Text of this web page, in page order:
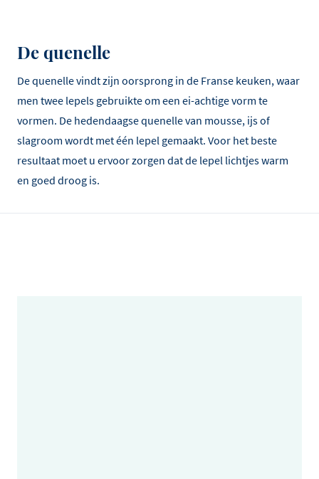
De quenelle
De quenelle vindt zijn oorsprong in de Franse keuken, waar
men twee lepels gebruikte om een ei-achtige vorm te
vormen. De hedendaagse quenelle van mousse, ijs of
slagroom wordt met één lepel gemaakt. Voor het beste
resultaat moet u ervoor zorgen dat de lepel lichtjes warm
en goed droog is.